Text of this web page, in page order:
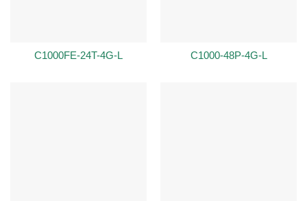
C1000FE-24T-4G-L C1000-48P-4G-L